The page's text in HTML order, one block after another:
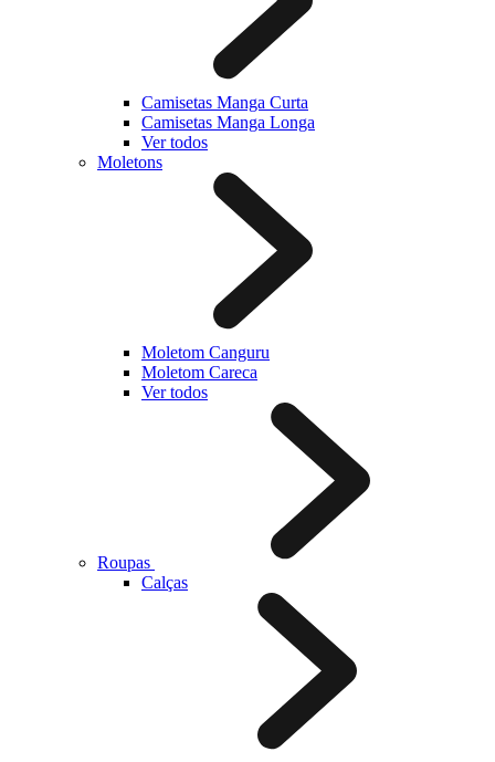
Camisetas Manga Curta
Camisetas Manga Longa
Ver todos
Moletons
Moletom Canguru
Moletom Careca
Ver todos
Roupas
Calças